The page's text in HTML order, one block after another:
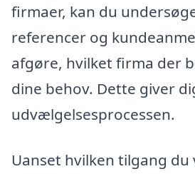
firmaer, kan du
referencer og
afgøre, hvilket firma der
dine behov. Dette giver
udvælgelsesprocessen.
Uanset hvilken tilgang